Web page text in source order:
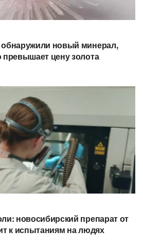
новый минерал,
превышает цену золота
новосибирский препарат от
к испытаниям на людях